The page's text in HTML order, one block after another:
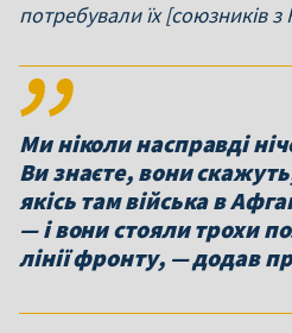
потребували їх [союзників
Ми ніколи насправді
Ви знаєте, вони
якісь там війська в
— і вони стояли трохи
лінії фронту, — додав